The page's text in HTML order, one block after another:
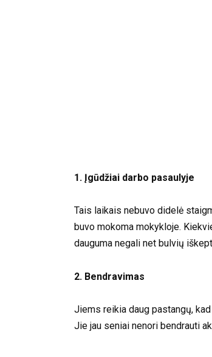
1. Įgūdžiai darbo pasaulyje
Tais laikais nebuvo didelė
buvo mokoma mokykloje.
dauguma negali net bulvių
2. Bendravimas
Jiems reikia daug pastangų,
Jie jau seniai nenori bendrauti